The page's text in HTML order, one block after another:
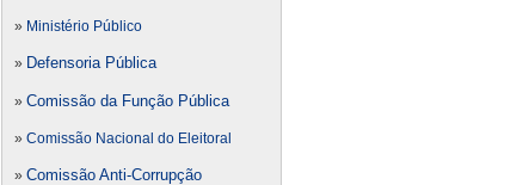
» Ministério Público
» Defensoria Pública
» Comissão da Função Pública
» Comissão Nacional do Eleitoral
» Comissão Anti-Corrupção